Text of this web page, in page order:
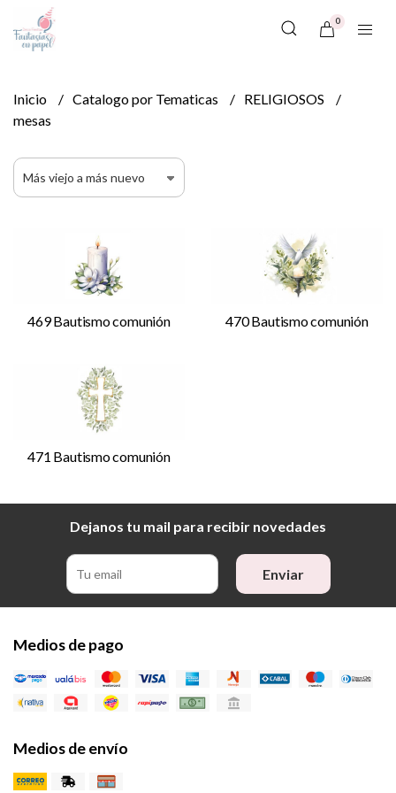
0
Inicio Catalogo por Tematicas
RELIGIOSOS
mesas
469 Bautismo comunión 470 Bautismo comunión
471 Bautismo comunión
Dejanos tu mail para recibir novedades
Enviar
Medios de pago
Medios de envío